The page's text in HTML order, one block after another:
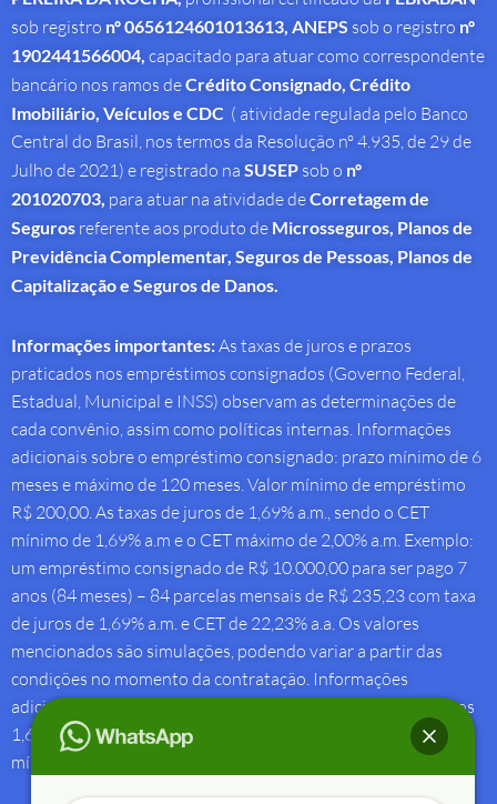
sob registro nº 0656124601013613, ANEPS sob o registro nº
1902441566004, capacitado para atuar como correspondente
bancário nos ramos deCrédito Consignado, Crédito
Imobiliário, Veículos e CDC ( atividade regulada pelo Banco
Central do Brasil, nos termos da Resolução nº 4.935, de 29 de
Julho de 2021) e registrado na SUSEP sob o nº
201020703, para atuar na atividade deCorretagem de
Seguros referente aos produto de Microsseguros, Planos de
Previdência Complementar, Seguros de Pessoas, Planos de
Capitalização e Seguros de Danos.
Informações importantes:As taxas de juros e prazos
praticados nos empréstimos consignados (Governo Federal,
Estadual, Municipal e INSS) observam as determinações de
cada convênio, assim como políticas internas. Informações
adicionais sobre o empréstimo consignado: prazo mínimo de 6
meses e máximo de 120 meses. Valor mínimo de empréstimo
R$ 200,00. As taxas de juros de 1,69% a.m., sendo o CET
mínimo de 1,69% a.m e o CET máximo de 2,00% a.m. Exemplo:
um empréstimo consignado de R$ 10.000,00 para ser pago 7
anos (84 meses) – 84 parcelas mensais de R$ 235,23 com taxa
de juros de 1,69% a.m. e CET de 22,23% a.a. Os valores
mencionados são simulações, podendo variar a partir das
condições no momento da contratação. Informações
adicionais sobre antecipação saque-aniversário: Taxa de juros
1,69% a.m e Custo Efetivo Total máximo de 1,92% a.m. e
mínimo de 1,88% a.m.